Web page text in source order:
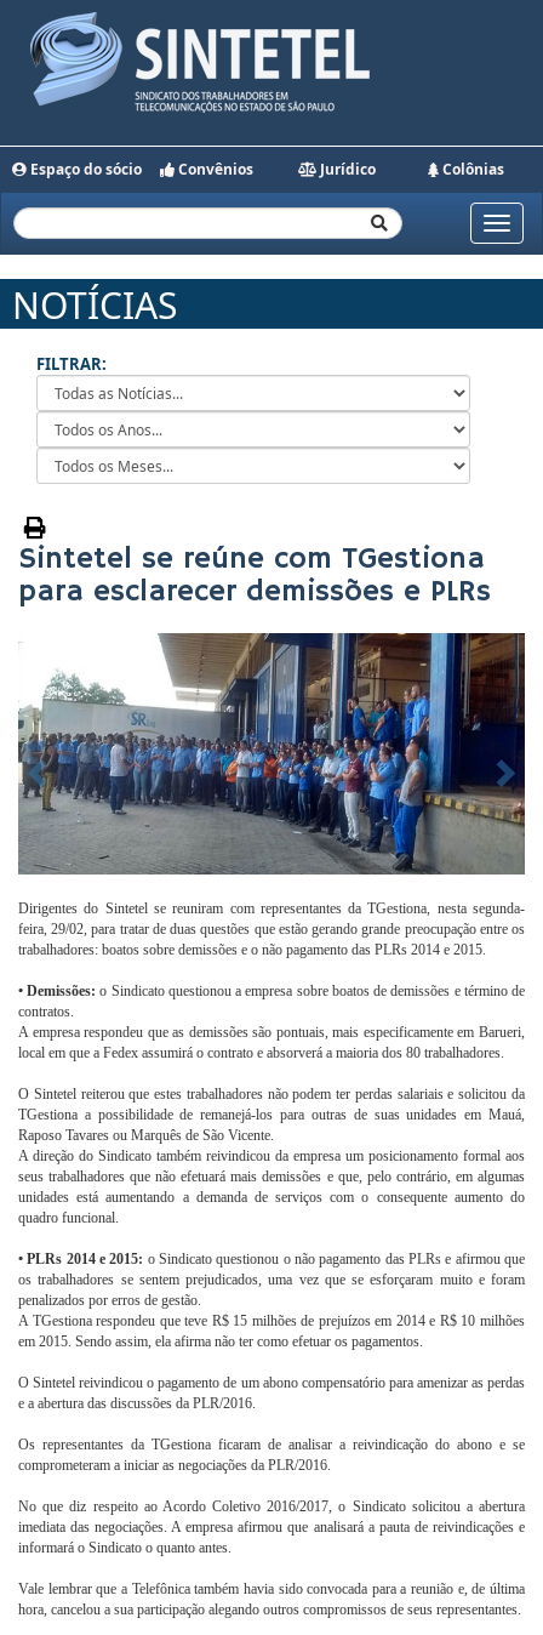
Espaço do sócio Convênios Jurídico Colônias
Toggle
NOTÍCIAS
FILTRAR:
Sintetel se reúne com TGestiona
para esclarecer demissões e PLRs
Dirigentes do Sintetel se reuniram com representantes da TGestiona, nesta segunda-
feira, 29/02, para tratar de duas questões que estão gerando grande preocupação entre os
trabalhadores: boatos sobre demissões e o não pagamento das PLRs 2014 e 2015.
• Demissões: o Sindicato questionou a empresa sobre boatos de demissões e término de
contratos.
A empresa respondeu que as demissões são pontuais, mais especificamente em Barueri,
local em que a Fedex assumirá o contrato e absorverá a maioria dos 80 trabalhadores.
O Sintetel reiterou que estes trabalhadores não podem ter perdas salariais e solicitou da
TGestiona a possibilidade de remanejá-los para outras de suas unidades em Mauá,
Raposo Tavares ou Marquês de São Vicente.
A direção do Sindicato também reivindicou da empresa um posicionamento formal aos
seus trabalhadores que não efetuará mais demissões e que, pelo contrário, em algumas
unidades está aumentando a demanda de serviços com o consequente aumento do
quadro funcional.
• PLRs 2014 e 2015: o Sindicato questionou o não pagamento das PLRs e afirmou que
os trabalhadores se sentem prejudicados, uma vez que se esforçaram muito e foram
penalizados por erros de gestão.
A TGestiona respondeu que teve R$ 15 milhões de prejuízos em 2014 e R$ 10 milhões
em 2015. Sendo assim, ela afirma não ter como efetuar os pagamentos.
O Sintetel reivindicou o pagamento de um abono compensatório para amenizar as perdas
e a abertura das discussões da PLR/2016.
Os representantes da TGestiona ficaram de analisar a reivindicação do abono e se
comprometeram a iniciar as negociações da PLR/2016.
No que diz respeito ao Acordo Coletivo 2016/2017, o Sindicato solicitou a abertura
imediata das negociações. A empresa afirmou que analisará a pauta de reivindicações e
informará o Sindicato o quanto antes.
Vale lembrar que a Telefônica também havia sido convocada para a reunião e, de última
hora, cancelou a sua participação alegando outros compromissos de seus representantes.